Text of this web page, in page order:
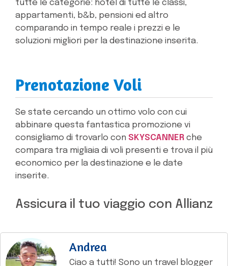
tutte le categorie: hotel di tutte le classi,
appartamenti, b&b, pensioni ed altro
comparando in tempo reale i prezzi e le
soluzioni migliori per la destinazione inserita.
Prenotazione Voli
Se state cercando un ottimo volo con cui
abbinare questa fantastica promozione vi
consigliamo di trovarlo con SKYSCANNER che
compara tra migliaia di voli presenti e trova il più
economico per la destinazione e le date
inserite.
Assicura il tuo viaggio con Allianz
Andrea
Ciao a tutti! Sono un travel blogger